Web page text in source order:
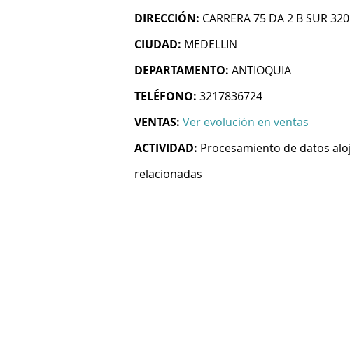
DIRECCIÓN: CARRERA 75 DA 2 B SUR
CIUDAD: MEDELLIN
DEPARTAMENTO: ANTIOQUIA
TELÉFONO: 3217836724
VENTAS: Ver evolución en ventas
ACTIVIDAD: Procesamiento de datos
relacionadas